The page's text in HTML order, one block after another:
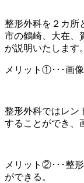
整形外科を２カ所
市の鶴崎、大在、
が説明いたします。
メリット①･･･画
整形外科ではレン
することができ、
メリット②･･･整
ができる。